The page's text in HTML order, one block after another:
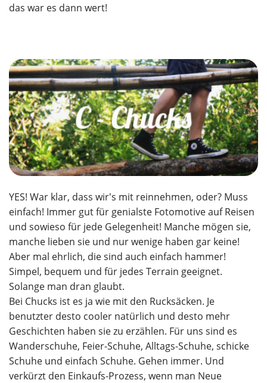
das war es dann wert!
YES! War klar, dass wir's mit reinnehmen, oder? Muss
einfach! Immer gut für genialste Fotomotive auf Reisen
und sowieso für jede Gelegenheit! Manche mögen sie,
manche lieben sie und nur wenige haben gar keine!
Aber mal ehrlich, die sind auch einfach hammer!
Simpel, bequem und für jedes Terrain geeignet.
Solange man dran glaubt.
Bei Chucks ist es ja wie mit den Rucksäcken. Je
benutzter desto cooler natürlich und desto mehr
Geschichten haben sie zu erzählen. Für uns sind es
Wanderschuhe, Feier-Schuhe, Alltags-Schuhe, schicke
Schuhe und einfach Schuhe. Gehen immer. Und
verkürzt den Einkaufs-Prozess, wenn man Neue